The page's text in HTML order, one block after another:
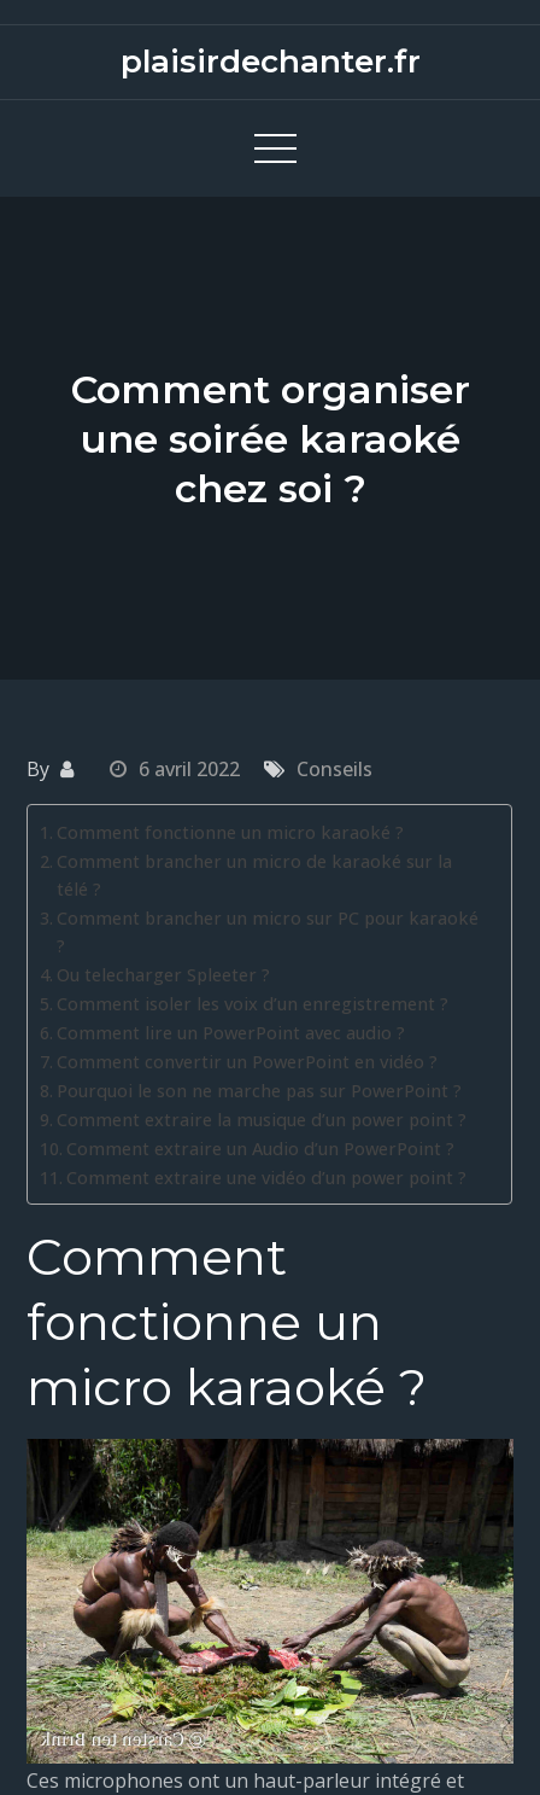
plaisirdechanter.fr
Comment organiser
une soirée karaoké
chez soi ?
By 6 avril 2022 Conseils
Comment fonctionne un micro karaoké ?
Comment brancher un micro de karaoké sur la
télé ?
Comment brancher un micro sur PC pour karaoké
?
Ou telecharger Spleeter ?
Comment isoler les voix d’un enregistrement ?
Comment lire un PowerPoint avec audio ?
Comment convertir un PowerPoint en vidéo ?
Pourquoi le son ne marche pas sur PowerPoint ?
Comment extraire la musique d’un power point ?
Comment extraire un Audio d’un PowerPoint ?
Comment extraire une vidéo d’un power point ?
Comment
fonctionne un
micro karaoké ?
Ces microphones ont un haut-parleur intégré et